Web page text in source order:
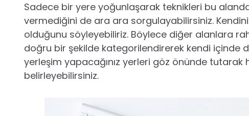
Sadece bir yere yoğunlaşarak teknikleri bu
vermediğini de ara ara sorgulayabilirsiniz.
olduğunu söyleyebiliriz. Böylece diğer alanlara
doğru bir şekilde kategorilendirerek kendi içinde
yerleşim yapacağınız yerleri göz önünde tutarak
belirleyebilirsiniz.